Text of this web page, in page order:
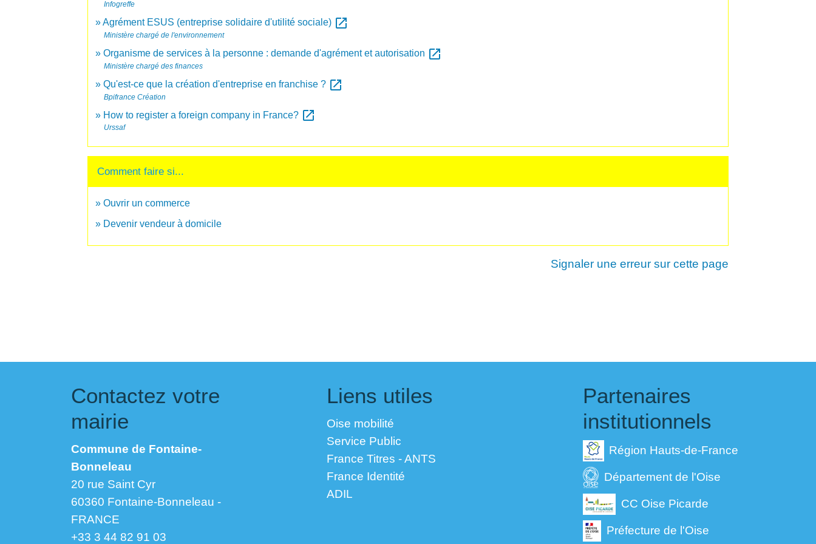
Infogreffe
Agrément ESUS (entreprise solidaire d'utilité sociale) open_in_new
Ministère chargé de l'environnement
Organisme de services à la personne : demande d'agrément et autorisation open_in_new
Ministère chargé des finances
Qu'est-ce que la création d'entreprise en franchise ? open_in_new
Bpifrance Création
How to register a foreign company in France? open_in_new
Urssaf
Comment faire si...
Ouvrir un commerce
Devenir vendeur à domicile
Signaler une erreur sur cette page
Contactez votre
mairie
Commune de Fontaine-
Bonneleau
20 rue Saint Cyr
60360 Fontaine-Bonneleau -
FRANCE
+33 3 44 82 91 03
Liens utiles
Oise mobilité
Service Public
France Titres - ANTS
France Identité
ADIL
Partenaires
institutionnels
Région Hauts-de-France
Département de l'Oise
CC Oise Picarde
Préfecture de l'Oise